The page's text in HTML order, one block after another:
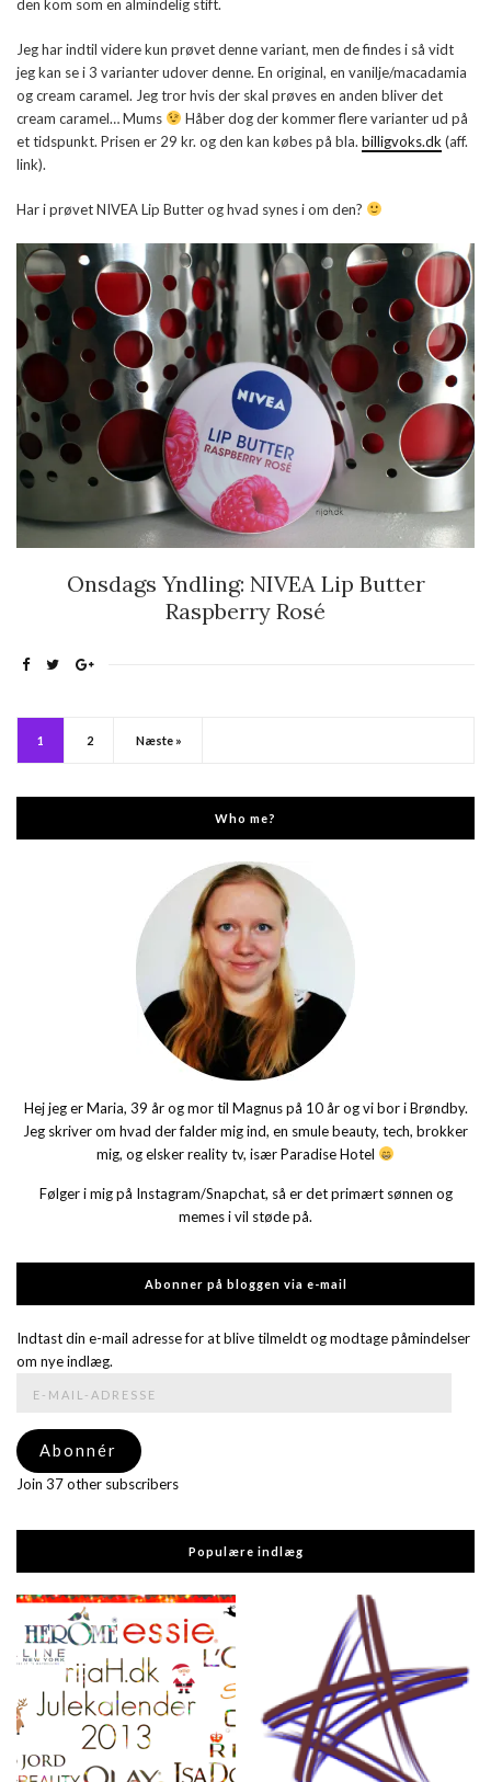
den kom som en almindelig stift.
Jeg har indtil videre kun prøvet denne variant, men de findes i så vidt
jeg kan se i 3 varianter udover denne. En original, en vanilje/macadamia
og cream caramel. Jeg tror hvis der skal prøves en anden bliver det
cream caramel… Mums
Håber dog der kommer flere varianter ud på
et tidspunkt. Prisen er 29 kr. og den kan købes på bla. billigvoks.dk (aff.
link).
Har i prøvet NIVEA Lip Butter og hvad synes i om den?
Onsdags Yndling: NIVEA Lip Butter
Raspberry Rosé
1 2 Næste »
Who me?
Hej jeg er Maria, 39 år og mor til Magnus på 10 år og vi bor i Brøndby.
Jeg skriver om hvad der falder mig ind, en smule beauty, tech, brokker
mig, og elsker reality tv, især Paradise Hotel
Følger i mig på Instagram/Snapchat, så er det primært sønnen og
memes i vil støde på.
Abonner på bloggen via e-mail
Indtast din e-mail adresse for at blive tilmeldt og modtage påmindelser
om nye indlæg.
mail-
adresse
Abonnér
Join 37 other subscribers
Populære indlæg